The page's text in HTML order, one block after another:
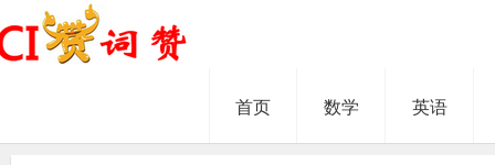
首页 数学 英语